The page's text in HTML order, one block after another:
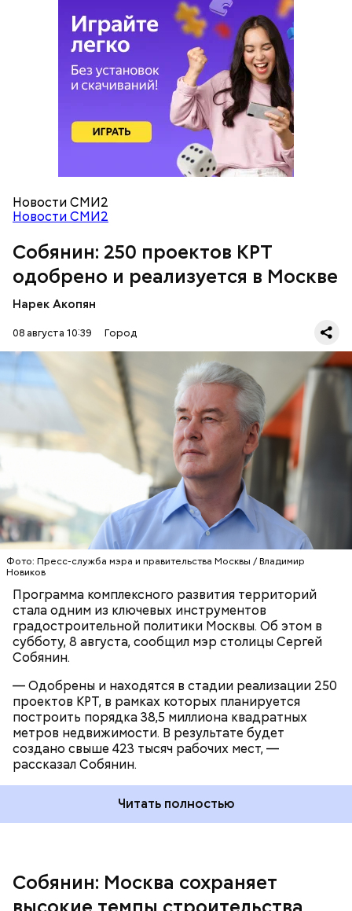
Новости СМИ2
Новости СМИ2
Собянин: 250 проектов КРТ
одобрено и реализуется в Москве
Нарек Акопян
08 августа 10:39 Город
Фото: Пресс-служба мэра и правительства Москвы / Владимир
Новиков
Программа комплексного развития территорий
стала одним из ключевых инструментов
градостроительной политики Москвы. Об этом в
субботу, 8 августа, сообщил мэр столицы Сергей
Собянин.
— Одобрены и находятся в стадии реализации 250
проектов КРТ, в рамках которых планируется
построить порядка 38,5 миллиона квадратных
метров недвижимости. В результате будет
создано свыше 423 тысяч рабочих мест, —
рассказал Собянин.
По словам мэра, программа предусматривает
масштабное преобразование территорий города
с созданием новых объектов недвижимости и
рабочих мест. При этом на Москву приходится 23
процента от общего числа проектов КРТ в России.
Мэр Москвы рассказал о реализации программы комплексного
развития территорий / Фото: МАКС / Мэр Москвы Сергей Собянин
Как написал Собянин в МАКС, такая же доля, 23
процента, приходится на столицу и в общем
объеме строительства, запланированного в рамках
механизма комплексного развития территорий по
Читать полностью
СТРОИТЕЛЬСТВО
МОСКВА
СЕРГЕЙ СОБЯНИН
Собянин: Москва сохраняет
Ситуационный центрградостроительного
комплекса столицы и вручил награды победителям